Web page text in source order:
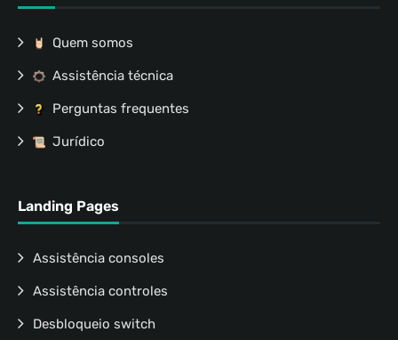
Quem somos
Assistência técnica
Perguntas frequentes
Jurídico
Landing Pages
Assistência consoles
Assistência controles
Desbloqueio switch